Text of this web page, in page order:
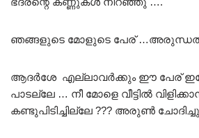
ഞങ്ങളുടെ മോളുടെ പേര്
ആദർശേ എല്ലാവർക്കും ഈ പേര്
പാടല്ലേ … നീ മോളെ വീട്ടിൽ
കണ്ടുപിടിച്ചില്ലേ ??? അരുൺ